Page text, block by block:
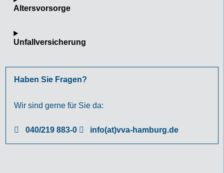
Altersvorsorge
Unfallversicherung
Haben Sie Fragen?
Wir sind gerne für Sie da:
040/219 883-0 info(at)vva-hamburg.de